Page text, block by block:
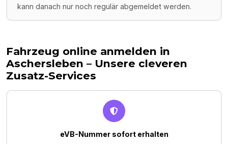
kann danach nur noch regulär abgemeldet werden.
Fahrzeug online anmelden in
Aschersleben – Unsere cleveren
Zusatz-Services
eVB-Nummer sofort erhalten